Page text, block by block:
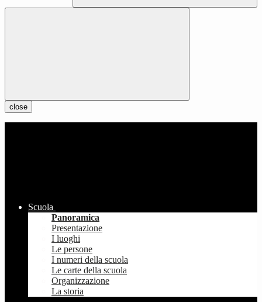
close
Scuola
Panoramica
Presentazione
I luoghi
Le persone
I numeri della scuola
Le carte della scuola
Organizzazione
La storia